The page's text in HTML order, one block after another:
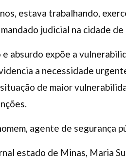
estava trabalhando,
judicial na cidade
absurdo expõe a
a necessidade
de maior
agente de segurança
estado de Minas, Maria